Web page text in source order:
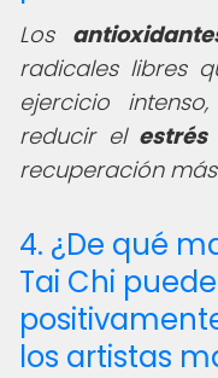
Los
radicales libres
ejercicio
reducir el estrés
recuperación
4. ¿De qué
Tai Chi
los artistas